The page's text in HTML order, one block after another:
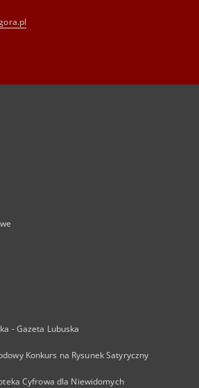
- Gazeta Lubuska
Konkurs na Rysunek Satyryczny
Cyfrowa dla Niewidomych